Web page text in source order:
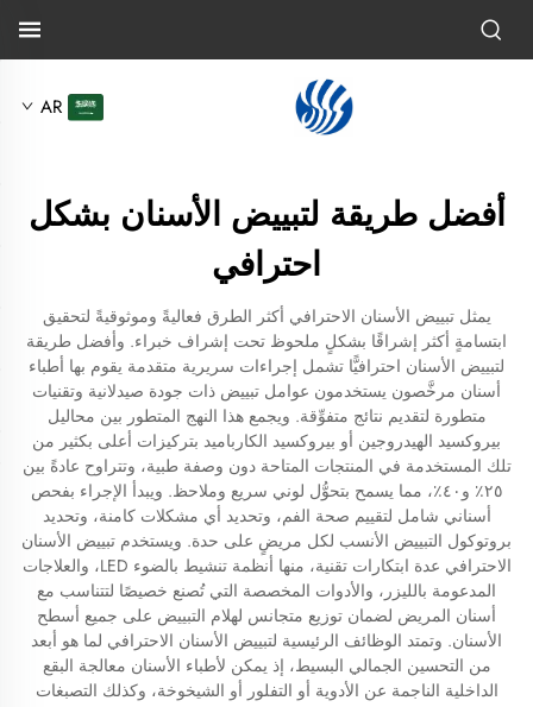
AR
أفضل طريقة لتبييض الأسنان بشكل
احترافي
يمثل تبييض الأسنان الاحترافي أكثر الطرق فعاليةً وموثوقيةً لتحقيق
ابتسامةٍ أكثر إشراقًا بشكلٍ ملحوظ تحت إشراف خبراء. وأفضل طريقة
لتبييض الأسنان احترافيًّا تشمل إجراءات سريرية متقدمة يقوم بها أطباء
أسنان مرخَّصون يستخدمون عوامل تبييض ذات جودة صيدلانية وتقنيات
متطورة لتقديم نتائج متفوِّقة. ويجمع هذا النهج المتطور بين محاليل
بيروكسيد الهيدروجين أو بيروكسيد الكارباميد بتركيزات أعلى بكثير من
تلك المستخدمة في المنتجات المتاحة دون وصفة طبية، وتتراوح عادةً بين
٢٥٪ و٤٠٪، مما يسمح بتحوُّل لوني سريع وملاحظ. ويبدأ الإجراء بفحص
أسناني شامل لتقييم صحة الفم، وتحديد أي مشكلات كامنة، وتحديد
بروتوكول التبييض الأنسب لكل مريضٍ على حدة. ويستخدم تبييض الأسنان
الاحترافي عدة ابتكارات تقنية، منها أنظمة تنشيط بالضوء LED، والعلاجات
المدعومة بالليزر، والأدوات المخصصة التي تُصنع خصيصًا لتتناسب مع
أسنان المريض لضمان توزيع متجانس لهلام التبييض على جميع أسطح
الأسنان. وتمتد الوظائف الرئيسية لتبييض الأسنان الاحترافي لما هو أبعد
من التحسين الجمالي البسيط، إذ يمكن لأطباء الأسنان معالجة البقع
الداخلية الناجمة عن الأدوية أو التفلور أو الشيخوخة، وكذلك التصبغات